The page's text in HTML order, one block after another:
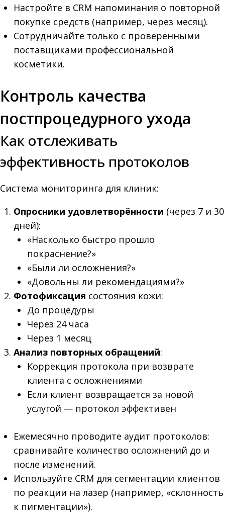
Настройте в CRM напоминания о повторной
покупке средств (например, через месяц).
Сотрудничайте только с проверенными
поставщиками профессиональной
косметики.
Контроль качества
постпроцедурного ухода
Как отслеживать
эффективность протоколов
Система мониторинга для клиник:
Опросники удовлетворённости (через 7 и 30
дней):
«Насколько быстро прошло
покраснение?»
«Были ли осложнения?»
«Довольны ли рекомендациями?»
Фотофиксация состояния кожи:
До процедуры
Через 24 часа
Через 1 месяц
Анализ повторных обращений:
Коррекция протокола при возврате
клиента с осложнениями
Если клиент возвращается за новой
услугой — протокол эффективен
Ежемесячно проводите аудит протоколов:
сравнивайте количество осложнений до и
после изменений.
Используйте CRM для сегментации клиентов
по реакции на лазер (например, «склонность
к пигментации»).